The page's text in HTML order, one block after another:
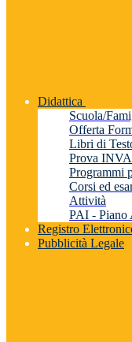
Didattica
Scuola/
Offerta
Libri di
Prova
Programmi
Corsi ed
Attività
PAI - Piano
Registro
Pubblicità Legale